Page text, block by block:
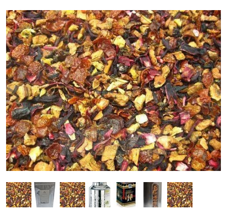
Doppelt antippen zum
vergrößern